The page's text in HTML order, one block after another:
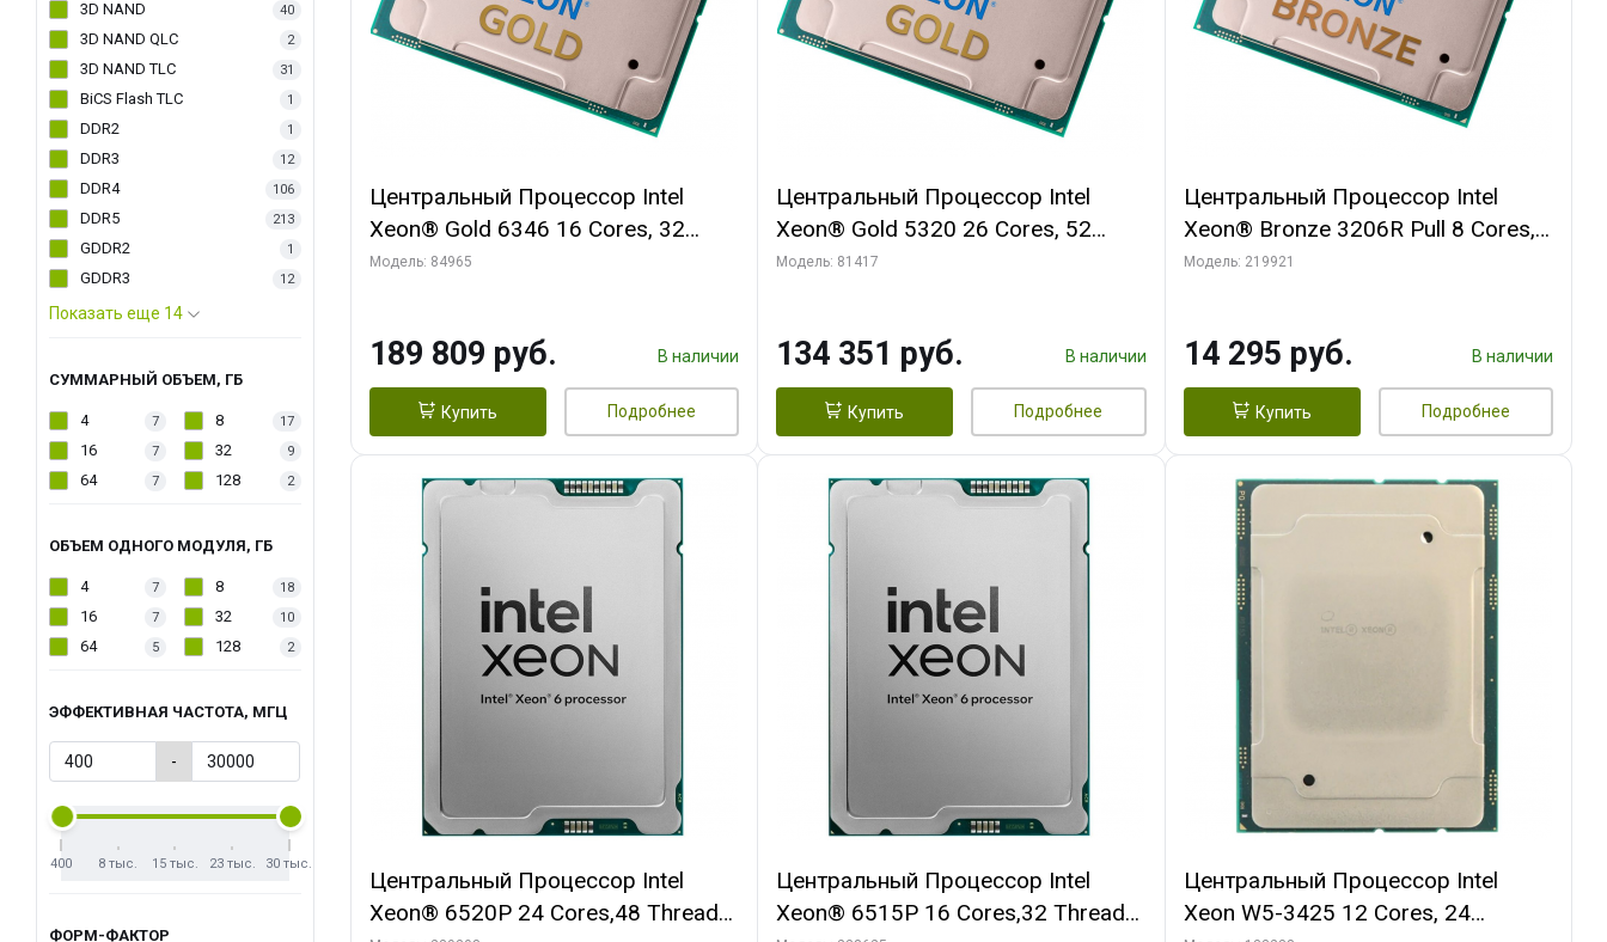
3D NAND 40
3D NAND QLC 2
3D NAND TLC 31
BiCS Flash TLC 1
DDR2 1
DDR3 12
DDR4 106
DDR5 213
GDDR2 1
GDDR3 12
Показать еще 14
СУММАРНЫЙ ОБЪЕМ, ГБ
4 7 8 17
16 7 32 9
64 7 128 2
ОБЪЕМ ОДНОГО МОДУЛЯ, ГБ
4 7 8 18
16 7 32 10
64 5 128 2
ЭФФЕКТИВНАЯ ЧАСТОТА, МГЦ
-
400 8 тыс. 15 тыс. 23 тыс. 30 тыс.
ФОРМ-ФАКТОР
Центральный Процессор Intel
Xeon® Gold 6346 16 Cores, 32
Threads, 3.1/3.6GHz, 36M, DDR4-
Модель: 84965
189 809 руб. В наличии
Купить Подробнее
Центральный Процессор Intel
Xeon® Gold 5320 26 Cores, 52
Threads, 2.2/3.4GHz, 39M, DDR4-
Модель: 81417
134 351 руб. В наличии
Купить Подробнее
Центральный Процессор Intel
Xeon® Bronze 3206R Pull 8 Cores,
8 Threads, 1.9GHz, 11M, DDR4-
Модель: 219921
14 295 руб. В наличии
Купить Подробнее
Центральный Процессор Intel
Xeon® 6520P 24 Cores,48 Threads,
Центральный Процессор Intel
Xeon® 6515P 16 Cores,32 Threads,
Центральный Процессор Intel
Xeon W5-3425 12 Cores, 24